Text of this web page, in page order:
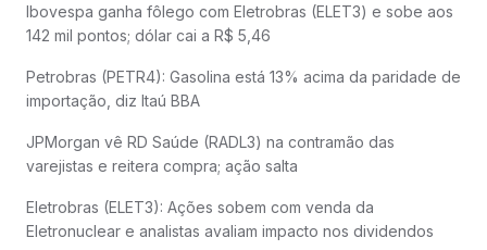
Ibovespa ganha fôlego com Eletrobras (ELET3) e sobe aos
142 mil pontos; dólar cai a R$ 5,46
Petrobras (PETR4): Gasolina está 13% acima da paridade de
importação, diz Itaú BBA
JPMorgan vê RD Saúde (RADL3) na contramão das
varejistas e reitera compra; ação salta
Eletrobras (ELET3): Ações sobem com venda da
Eletronuclear e analistas avaliam impacto nos dividendos